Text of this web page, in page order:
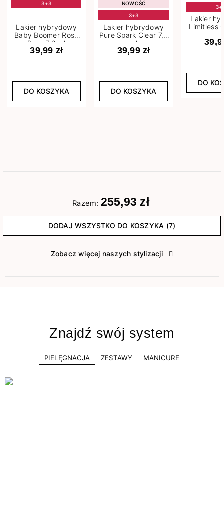
3+3
Lakier hybrydowy
Baby Boomer Rose
Base 7,2 ml
39,99 zł
DO KOSZYKA
NOWOŚĆ
3+3
Lakier hybrydowy
Pure Spark Clear 7,2
ml
39,99 zł
DO KOSZYKA
Lakier
Limitless
DO
Razem: 255,93 zł
DODAJ WSZYSTKO DO KOSZYKA (7)
Zobacz więcej naszych stylizacji
Znajdź swój system
PIELĘGNACJA ZESTAWY MANICURE